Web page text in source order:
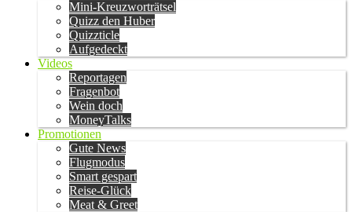
Mini-Kreuzworträtsel
Quizz den Huber
Quizzticle
Aufgedeckt
Videos
Reportagen
Fragenbot
Wein doch
MoneyTalks
Promotionen
Gute News
Flugmodus
Smart gespart
Reise-Glück
Meat & Greet